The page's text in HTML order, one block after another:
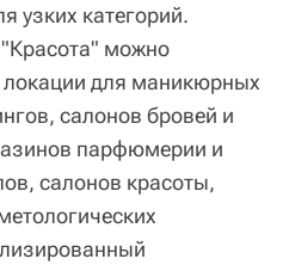
узких категорий.
можно
локации для маникюрных
салонов бровей и
парфюмерии и
салонов красоты,